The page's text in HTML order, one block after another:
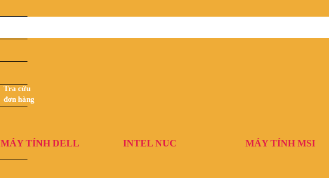
Tra cứu
đơn hàng
MÁY TÍNH DELL INTEL NUC MÁY TÍNH MSI